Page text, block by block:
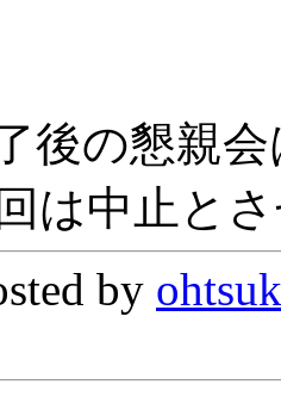
後の懇親
は中止と
by